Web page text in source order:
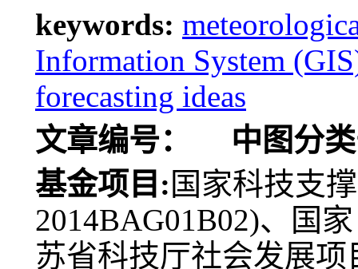
keywords:
Information System
forecasting ideas
文章编号：
中图分
基金项目: 国家科技支
2014BAG01B02)、国
苏省科技厅社会发展项